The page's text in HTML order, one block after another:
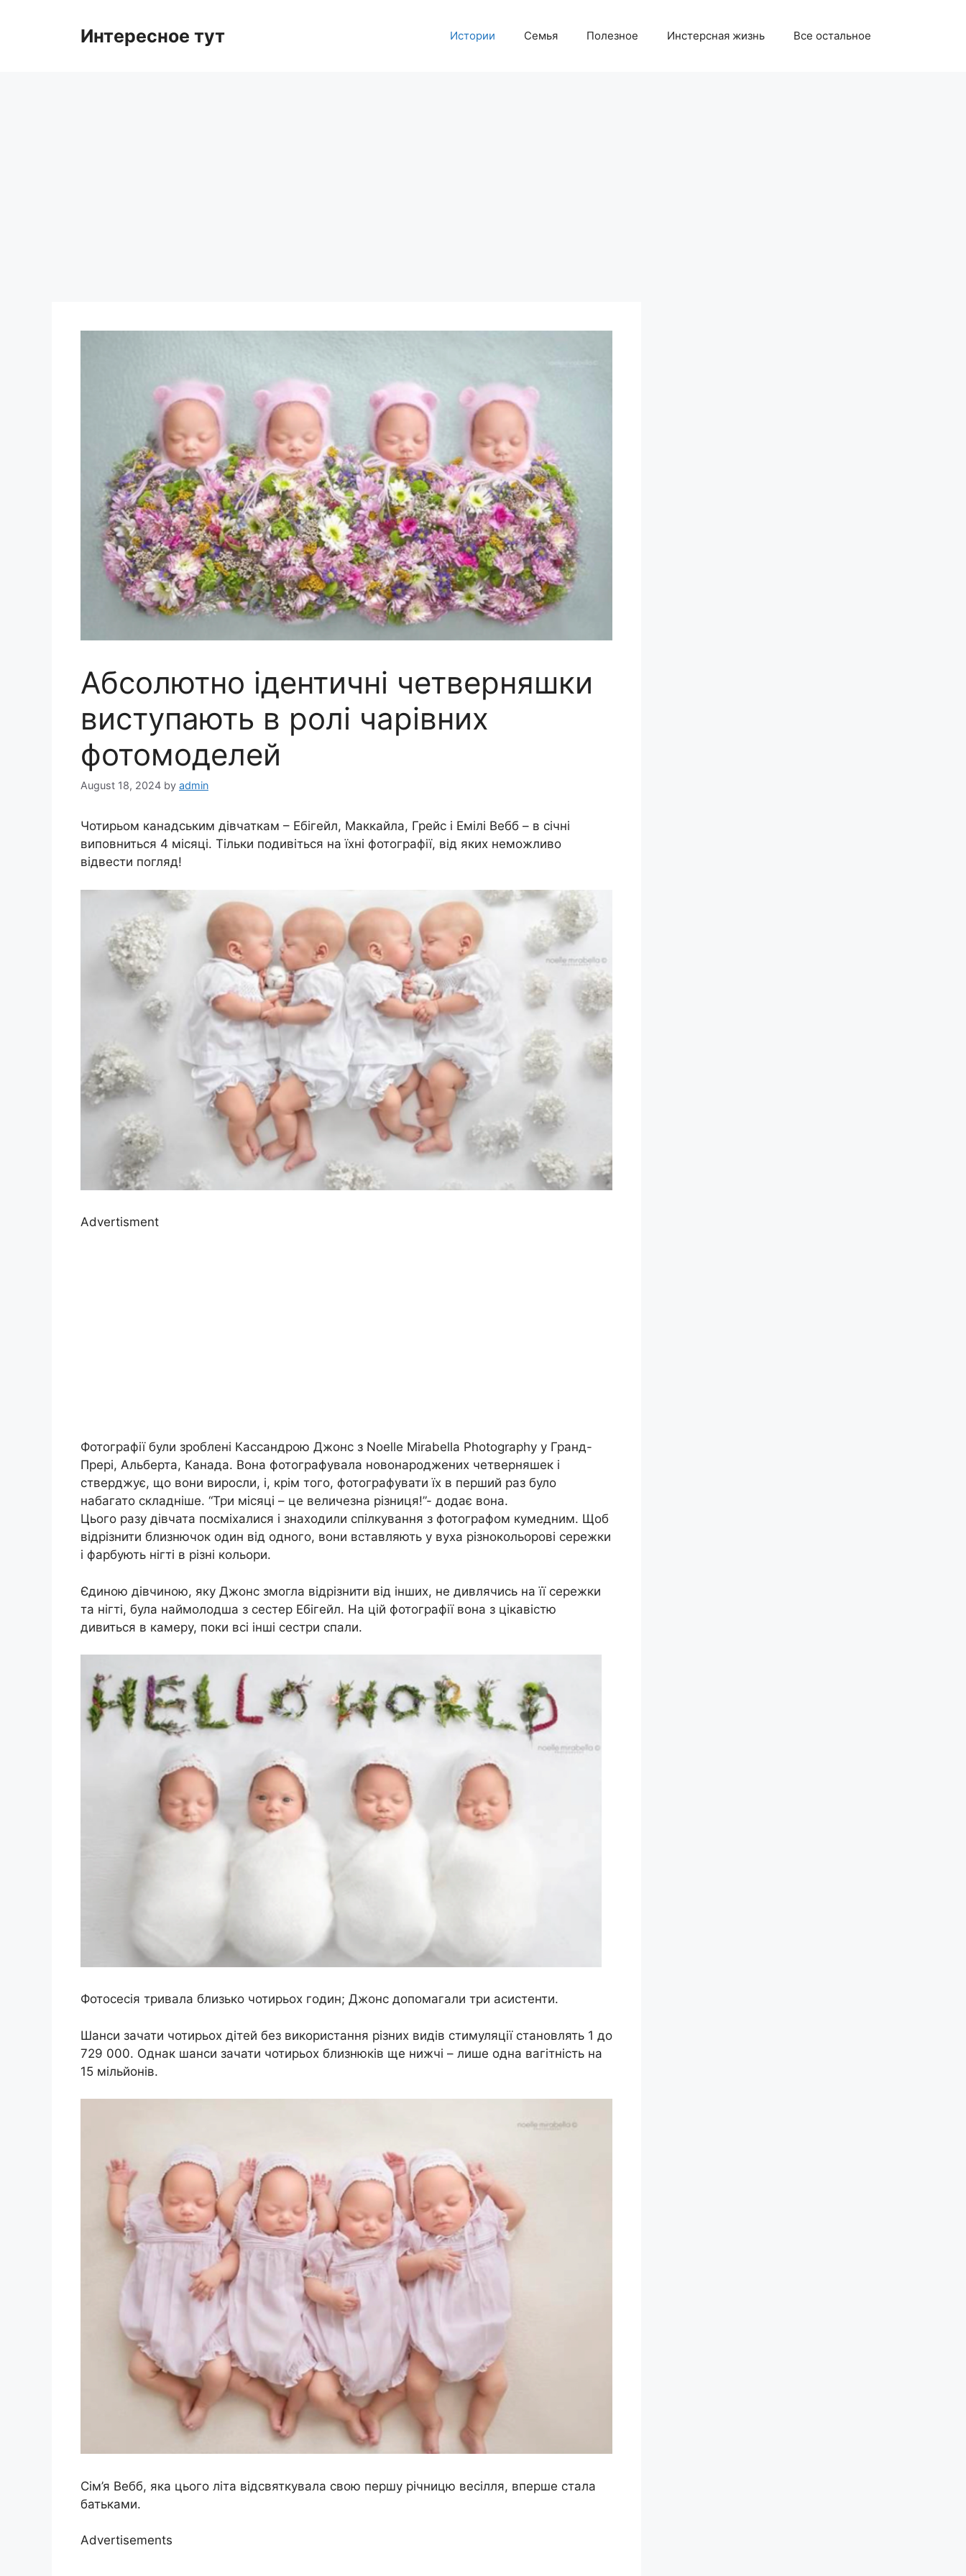
Интересное тут Истории Семья Полезное Инстерсная жизнь Все остальное
Абсолютно ідентичні четверняшки
виступають в ролі чарівних
фотомоделей
August 18, 2024 by admin
Чотирьом канадським дівчаткам – Ебігейл, Маккайла, Грейс і Емілі Вебб – в січні
виповниться 4 місяці. Тільки подивіться на їхні фотографії, від яких неможливо
відвести погляд!
Advertisment
Фотографії були зроблені Кассандрою Джонс з Noelle Mirabella Photography у Гранд-
Прері, Альберта, Канада. Вона фотографувала новонароджених четверняшек і
стверджує, що вони виросли, і, крім того, фотографувати їх в перший раз було
набагато складніше. “Три місяці – це величезна різниця!”- додає вона.
Цього разу дівчата посміхалися і знаходили спілкування з фотографом кумедним. Щоб
відрізнити близнючок один від одного, вони вставляють у вуха різнокольорові сережки
і фарбують нігті в різні кольори.
Єдиною дівчиною, яку Джонс змогла відрізнити від інших, не дивлячись на її сережки
та нігті, була наймолодша з сестер Ебігейл. На цій фотографії вона з цікавістю
дивиться в камеру, поки всі інші сестри спали.
Фотосесія тривала близько чотирьох годин; Джонс допомагали три асистенти.
Шанси зачати чотирьох дітей без використання різних видів стимуляції становлять 1 до
729 000. Однак шанси зачати чотирьох близнюків ще нижчі – лише одна вагітність на
15 мільйонів.
Сім’я Вебб, яка цього літа відсвяткувала свою першу річницю весілля, вперше стала
батьками.
Advertisements